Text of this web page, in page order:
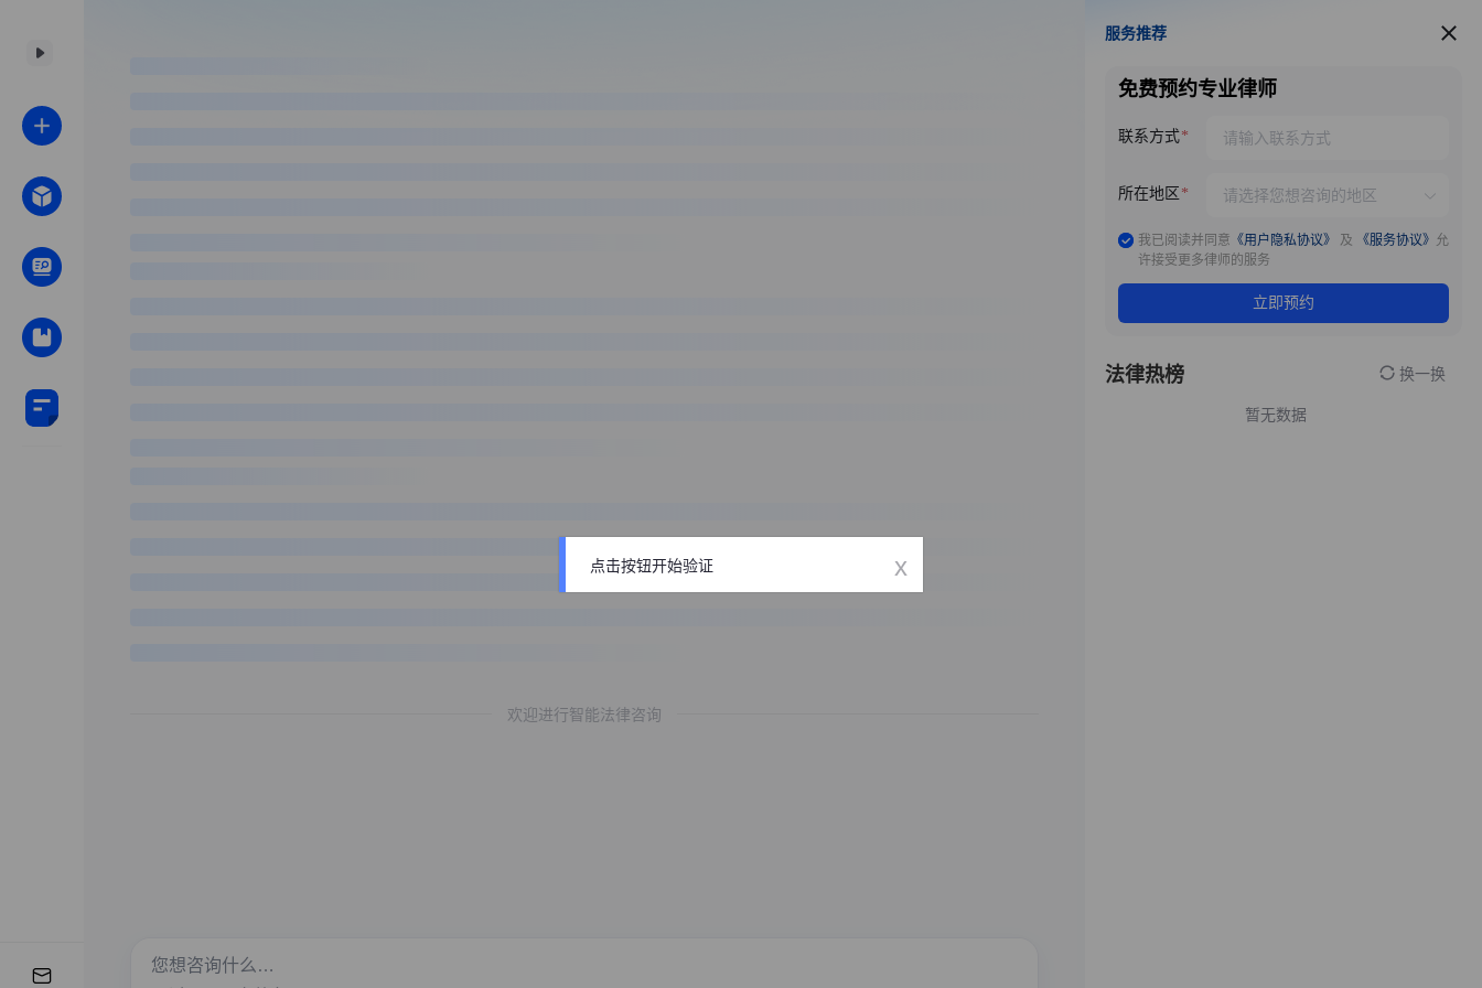
欢迎进行智能法律咨询
服务推荐
服务推荐
免费预约专业律师
联系方式
所在地区
我已阅读并同意 《用户隐私协议》 及 《服务协议》 允
许接受更多律师的服务
立即预约
法律热榜 换一换
暂无数据
点击按钮开始验证 x